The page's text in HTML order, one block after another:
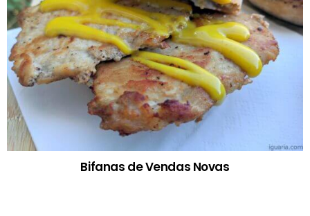
Bifanas de Vendas Novas